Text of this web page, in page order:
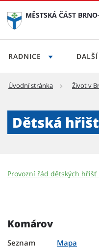
MĚSTSKÁ ČÁST
RADNICE DALŠÍ
Úvodní stránka Život v
Dětská
Provozní řád dětských hřišť
Komárov
Seznam Mapa